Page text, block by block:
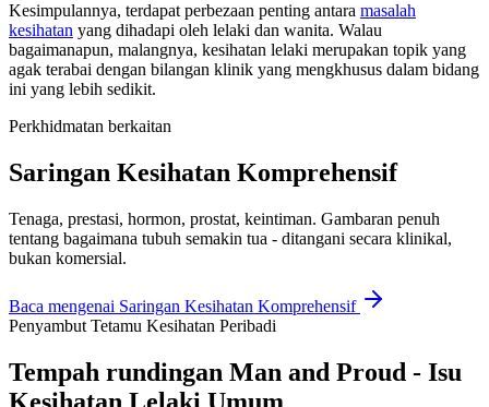
Kesimpulannya, terdapat perbezaan penting antara masalah
kesihatan yang dihadapi oleh lelaki dan wanita. Walau
bagaimanapun, malangnya, kesihatan lelaki merupakan topik yang
agak terabai dengan bilangan klinik yang mengkhusus dalam bidang
ini yang lebih sedikit.
Perkhidmatan berkaitan
Saringan Kesihatan Komprehensif
Tenaga, prestasi, hormon, prostat, keintiman. Gambaran penuh
tentang bagaimana tubuh semakin tua - ditangani secara klinikal,
bukan komersial.
Baca mengenai Saringan Kesihatan Komprehensif
Penyambut Tetamu Kesihatan Peribadi
Tempah rundingan Man and Proud - Isu